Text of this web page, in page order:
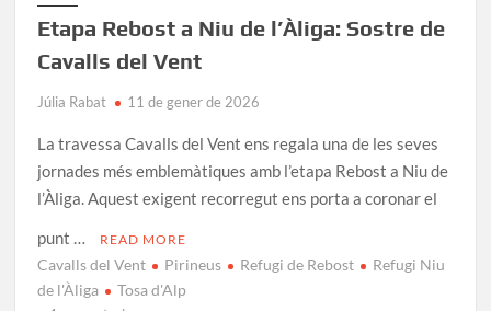
Etapa Rebost a Niu de l’Àliga: Sostre de
Cavalls del Vent
Júlia Rabat 11 de gener de 2026
La travessa Cavalls del Vent ens regala una de les seves
jornades més emblemàtiques amb l’etapa Rebost a Niu de
l’Àliga. Aquest exigent recorregut ens porta a coronar el
punt …
READ MORE
Cavalls del Vent Pirineus Refugi de Rebost
Refugi Niu
de l'Àliga
Tosa d'Alp